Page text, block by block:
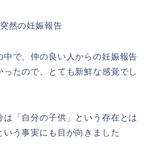
然の妊娠報告
中で、仲の良い人からの妊娠報告
ったので、とても新鮮な感覚でし
は「自分の子供」という存在とは
いう事実にも目が向きました